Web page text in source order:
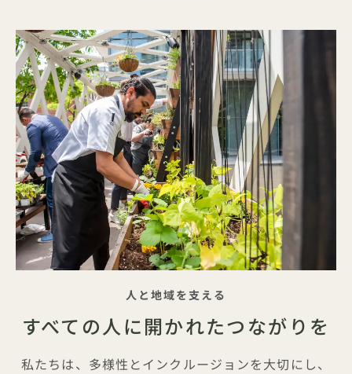
キャッチフレーズ
人と地域を支える
すべての人に開かれたつながりを
私たちは、多様性とインクルージョンを大切にし、